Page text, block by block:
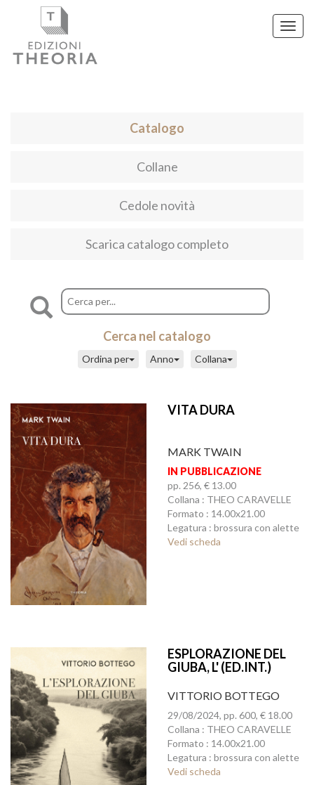
Catalogo
Collane
Cedole novità
Scarica catalogo completo
Cerca nel catalogo
Collana
Anno
Ordina per
VITA DURA
MARK TWAIN
IN PUBBLICAZIONE
pp. 256, € 13.00
Collana : THEO CARAVELLE
Formato : 14.00x21.00
Legatura : brossura con alette
Vedi scheda
ESPLORAZIONE DEL
GIUBA, L' (ED.INT.)
VITTORIO BOTTEGO
29/08/2024, pp. 600, € 18.00
Collana : THEO CARAVELLE
Formato : 14.00x21.00
Legatura : brossura con alette
Vedi scheda